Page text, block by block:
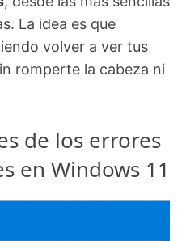
La idea es que
volver a ver tus
romperte la cabeza ni
de los errores
en Windows 11